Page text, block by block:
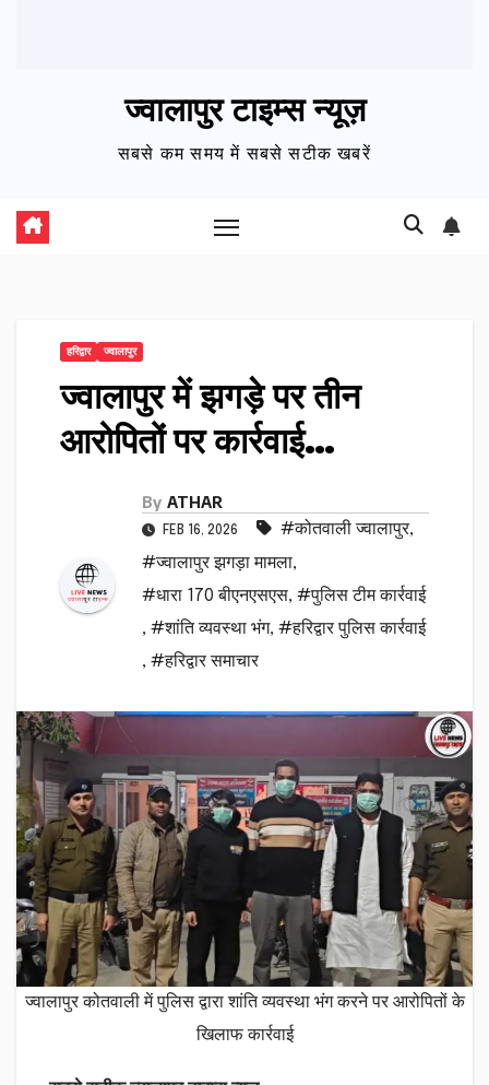
ज्वालापुर टाइम्स न्यूज़
सबसे कम समय में सबसे सटीक खबरें
हरिद्वार ज्वालापुर
ज्वालापुर में झगड़े पर तीन
आरोपितों पर कार्रवाई…
By ATHAR
FEB 16, 2026 #कोतवाली ज्वालापुर,
#ज्वालापुर झगड़ा मामला,
#धारा 170 बीएनएसएस, #पुलिस टीम कार्रवाई
, #शांति व्यवस्था भंग, #हरिद्वार पुलिस कार्रवाई
, #हरिद्वार समाचार
ज्वालापुर कोतवाली में पुलिस द्वारा शांति व्यवस्था भंग करने पर आरोपितों के
खिलाफ कार्रवाई